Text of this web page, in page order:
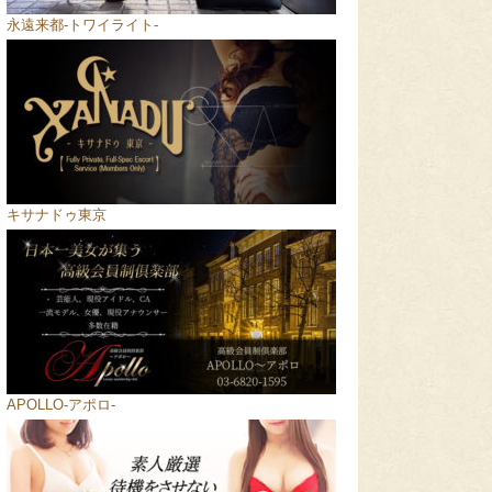
永遠来都-トワイライト-
キサナドゥ東京
APOLLO-アポロ-